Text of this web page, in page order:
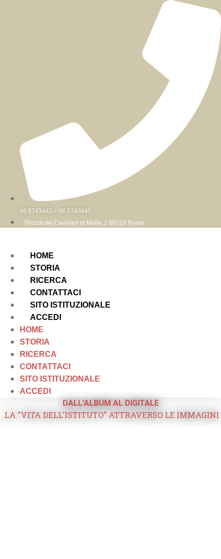
06 5743442 – 06 5743445
Piazza dei Cavalieri di Malta, 2 00153 Roma
HOME
STORIA
RICERCA
CONTATTACI
SITO ISTITUZIONALE
ACCEDI
HOME
STORIA
RICERCA
CONTATTACI
SITO ISTITUZIONALE
ACCEDI
DALL'ALBUM AL DIGITALE
.LA "VITA DELL'ISTITUTO" ATTRAVERSO LE IMMAGINI